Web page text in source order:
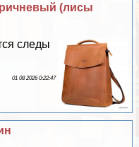
(лисы
следы
01 08 2026 0:22:47